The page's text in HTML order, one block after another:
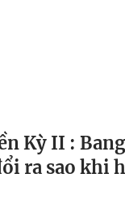
Kỳ II :
ra sao khi